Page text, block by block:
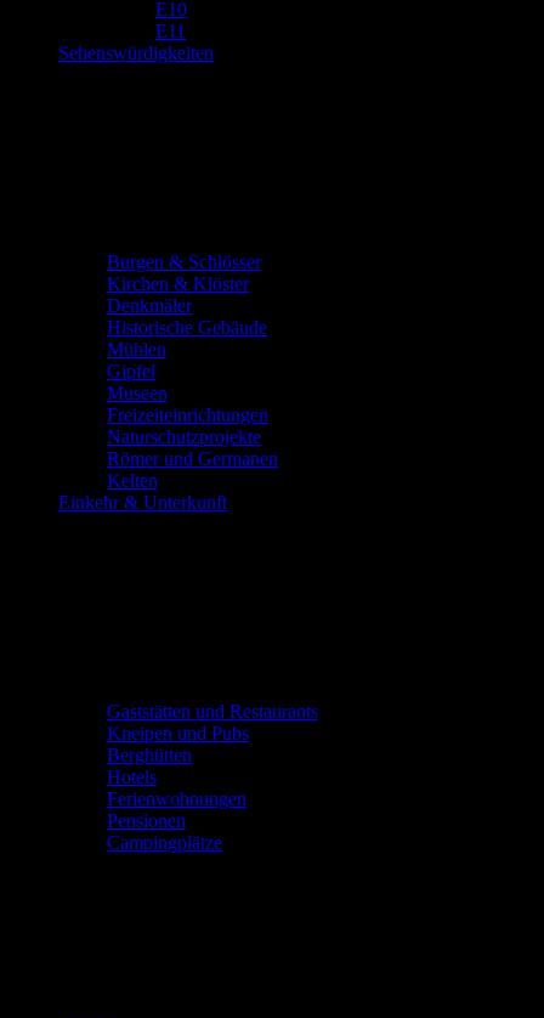
E10
E11
Sehenswürdigkeiten
Burgen & Schlösser
Kirchen & Klöster
Denkmäler
Historische Gebäude
Mühlen
Gipfel
Museen
Freizeiteinrichtungen
Naturschutzprojekte
Römer und Germanen
Kelten
Einkehr & Unterkunft
Gaststätten und Restaurants
Kneipen und Pubs
Berghütten
Hotels
Ferienwohnungen
Pensionen
Campingplätze